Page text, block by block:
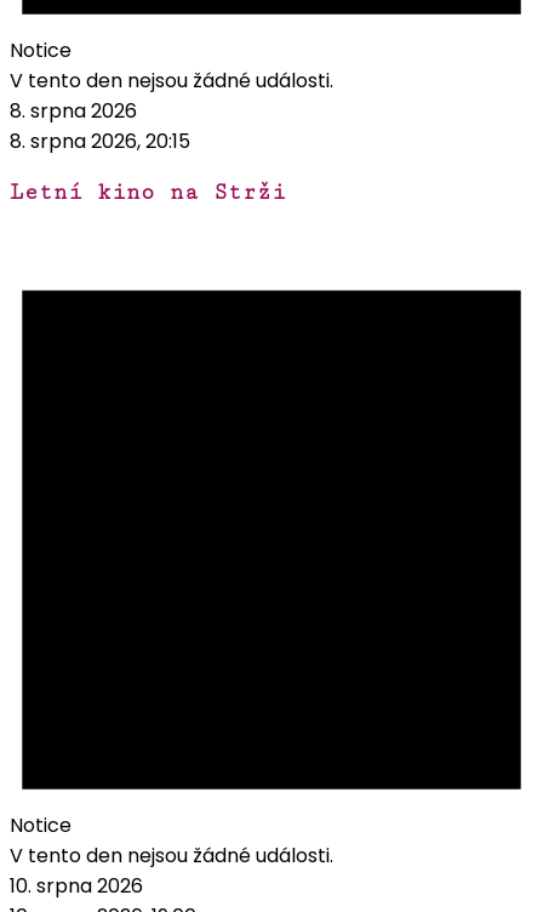
Notice
V tento den nejsou žádné události.
8. srpna 2026
8. srpna 2026, 20:15
Letní kino na Strži
Notice
V tento den nejsou žádné události.
10. srpna 2026